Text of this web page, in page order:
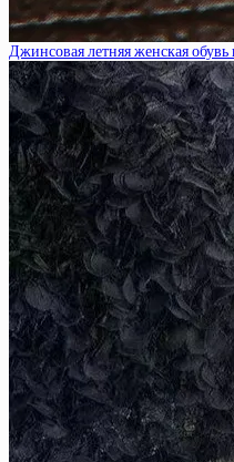
Джинсовая летняя женская обувь